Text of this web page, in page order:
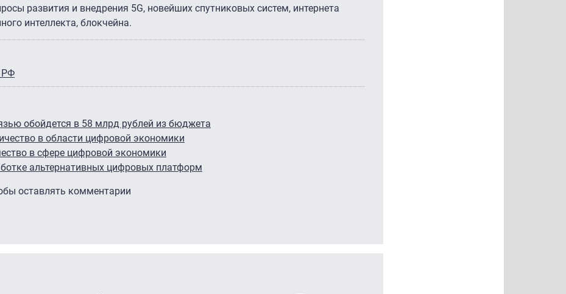
развития и внедрения 5G, новейших спутниковых систем, интернета
интеллекта, блокчейна.
РФ
обойдется в 58 млрд рублей из бюджета
в области цифровой экономики
в сфере цифровой экономики
альтернативных цифровых платформ
оставлять комментарии